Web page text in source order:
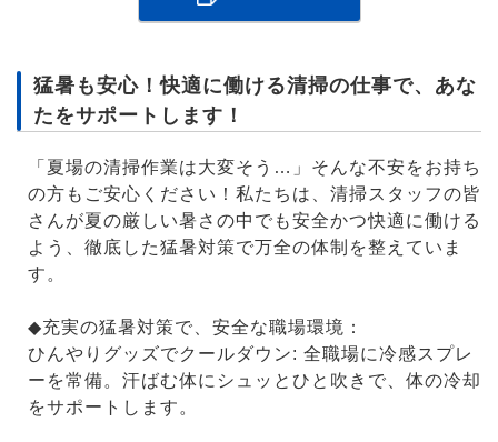
猛暑も安心！快適に働ける清掃の仕事で、あな
たをサポートします！
「夏場の清掃作業は大変そう…」そんな不安をお持ち
の方もご安心ください！私たちは、清掃スタッフの皆
さんが夏の厳しい暑さの中でも安全かつ快適に働ける
よう、徹底した猛暑対策で万全の体制を整えていま
す。
◆充実の猛暑対策で、安全な職場環境：
ひんやりグッズでクールダウン: 全職場に冷感スプレ
ーを常備。汗ばむ体にシュッとひと吹きで、体の冷却
をサポートします。